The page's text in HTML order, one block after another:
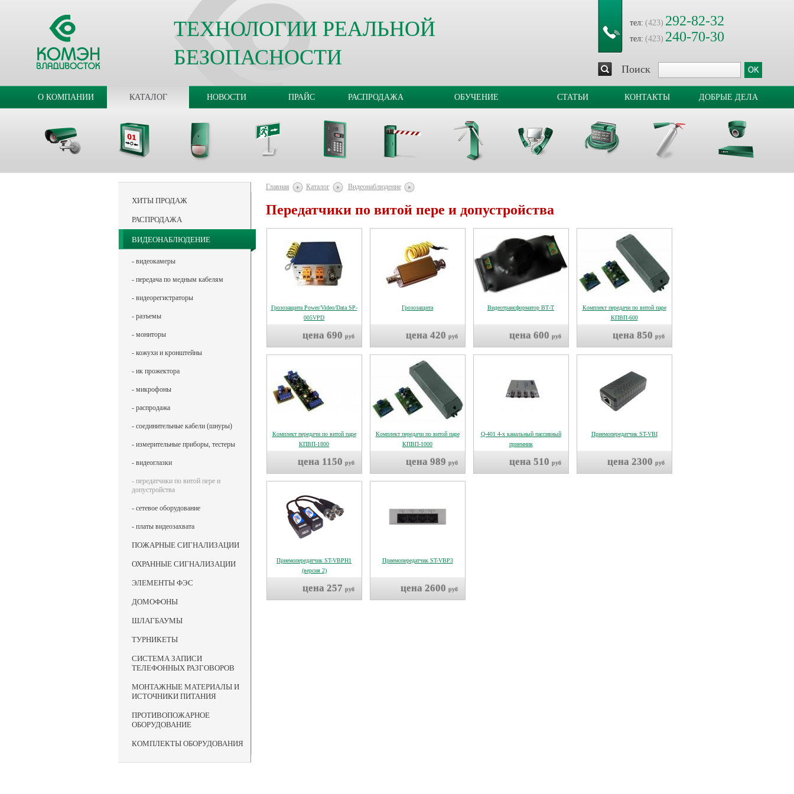
ТЕХНОЛОГИИ РЕАЛЬНОЙ
БЕЗОПАСНОСТИ
тел: (423) 292-82-32
тел: (423) 240-70-30
Поиск
О КОМПАНИИ КАТАЛОГ НОВОСТИ ПРАЙС РАСПРОДАЖА ОБУЧЕНИЕ СТАТЬИ КОНТАКТЫ ДОБРЫЕ ДЕЛА
ХИТЫ ПРОДАЖ
РАСПРОДАЖА
ВИДЕОНАБЛЮДЕНИЕ
- видеокамеры
- передача по медным кабелям
- видеорегистраторы
- разъемы
- мониторы
- кожухи и кронштейны
- ик прожектора
- микрофоны
- распродажа
- соединительные кабели (шнуры)
- измерительные приборы, тестеры
- видеоглазки
- передатчики по витой пере и
допустройства
- сетевое оборудование
- платы видеозахвата
ПОЖАРНЫЕ СИГНАЛИЗАЦИИ
ОХРАННЫЕ СИГНАЛИЗАЦИИ
ЭЛЕМЕНТЫ ФЭС
ДОМОФОНЫ
ШЛАГБАУМЫ
ТУРНИКЕТЫ
СИСТЕМА ЗАПИСИ
ТЕЛЕФОННЫХ РАЗГОВОРОВ
МОНТАЖНЫЕ МАТЕРИАЛЫ И
ИСТОЧНИКИ ПИТАНИЯ
ПРОТИВОПОЖАРНОЕ
ОБОРУДОВАНИЕ
КОМПЛЕКТЫ ОБОРУДОВАНИЯ
Главная Каталог Видеонаблюдение
Передатчики по витой пере и допустройства
Грозозащита Power/Video/Data SP-
005VPD
цена 690 руб
Грозозащита
цена 420 руб
Видеотрансформатор ВТ-Т
цена 600 руб
Комплект передачи по витой паре
КПВП-600
цена 850 руб
Комплект передачи по витой паре
КПВП-1800
цена 1150 руб
Комплект передачи по витой паре
КПВП-1000
цена 989 руб
Q-401 4-х канальный пассивный
приемник
цена 510 руб
Приемопередатчик ST-VBI
цена 2300 руб
Приемопередатчик ST-VBPH1
(версия 2)
цена 257 руб
Приемопередатчик ST-VBP3
цена 2600 руб